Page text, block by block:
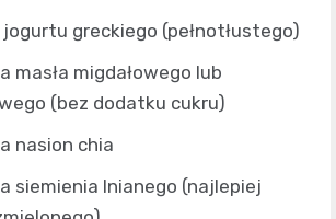
greckiego (pełnotłustego)
masła migdałowego lub
(bez dodatku cukru)
nasion chia
siemienia lnianego (najlepiej